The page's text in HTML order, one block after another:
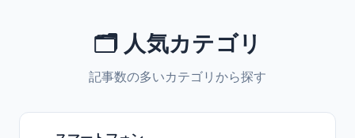
🗂️ 人気カテゴリ
記事数の多いカテゴリから探す